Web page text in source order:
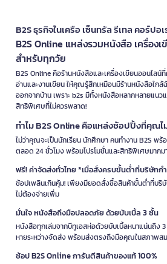
B2S ธุรกิจในเครือ เซ็นทรัล รีเทล คอร์ปอ
B2S Online แหล่งรวมหนังสือ เครื่อง
สำหรับทุกวัย
B2S Online คือร้านหนังสือและเครื่องเขียนออนไลน์
อ่านและงานเขียน ให้คุณรู้สึกเหมือนมีร้านหนังสือใก
ออกจากบ้าน เพราะ b2s มีทั้งหนังสือหลากหลายแน
สิทธิพิเศษที่ไม่ควรพลาด!
ทำไม B2S Online คือแหล่งช้อปปิ้งที่คุณ
ไม่ว่าคุณจะเป็นนักเรียน นักศึกษา คนทำงาน B2S พ
ตลอด 24 ชั่วโมง พร้อมโปรโมชั่นและสิทธิพิเศษมากม
ฟรี! ค่าจัดส่งทั่วไทย *เมื่อสั่งครบขั้นต่ำที่บริษัทก
ช้อปเพลินเกินคุ้ม! เพียงมียอดสั่งซื้อสินค้าขั้นต่ำที่บริ
ไม่ต้องจ่ายเพิ่ม
มั่นใจ หนังสือถึงมือปลอดภัย ด้วยบับเบิ้ล 3 ชั้น
หนังสือทุกเล่มจากบีทูเอสห่อด้วยบับเบิ้ลหนาแน่นถึง
หายระหว่างจัดส่ง พร้อมส่งตรงถึงมือคุณในสภาพ
ช้อป B2S Online การันตีสินค้าของแท้ 100%